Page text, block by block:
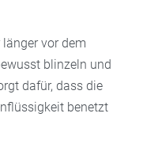
vor dem
blinzeln und
dafür, dass die
benetzt